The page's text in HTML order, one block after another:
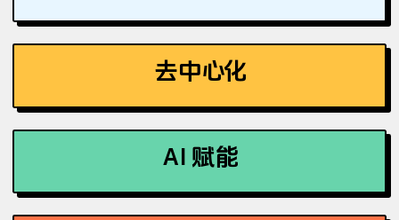
去中心化
AI 赋能